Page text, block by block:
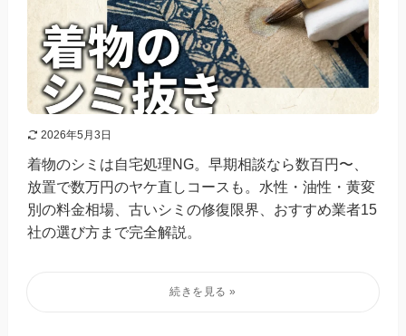
2026年5月3日
着物のシミは自宅処理NG。早期相談なら数百円〜、
放置で数万円のヤケ直しコースも。水性・油性・黄変
別の料金相場、古いシミの修復限界、おすすめ業者15
社の選び方まで完全解説。